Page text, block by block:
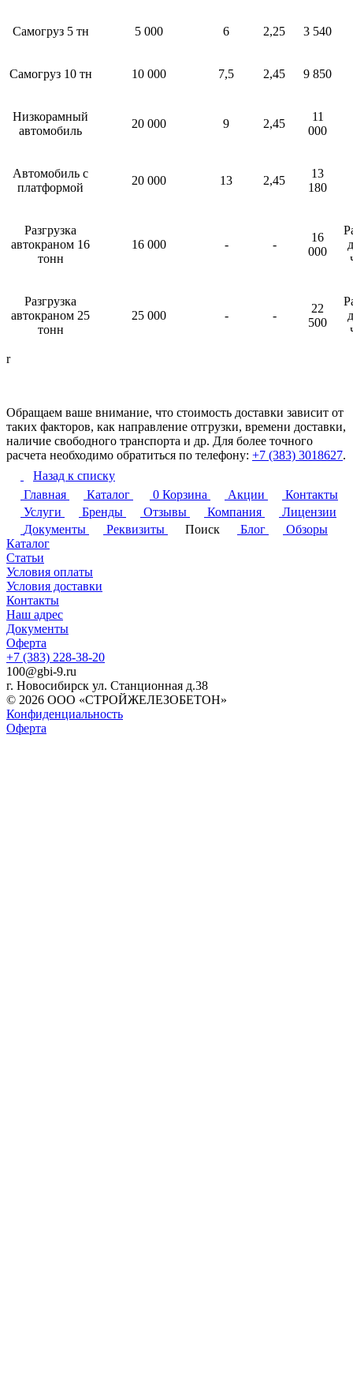
Самогруз 5 тн 5 000 6 2,25 3 540
Самогруз 10 тн 10 000 7,5 2,45 9 850
Низкорамный
автомобиль
20 000 9 2,45
11
000
Автомобиль с
платформой
20 000 13 2,45
13
180
Разгрузка
автокраном 16
тонн
16 000 - -
16
000
Разгрузка
автокраном 25
тонн
25 000 - -
22
500
r
Обращаем ваше внимание, что стоимость доставки зависит от
таких факторов, как направление отгрузки, времени доставки,
наличие свободного транспорта и др. Для более точного
расчета необходимо обратиться по телефону: +7 (383) 3018627.
Назад к списку
Главная
Каталог 0 Корзина Акции
Контакты
Услуги
Бренды Отзывы Компания
Лицензии
Документы
Реквизиты Поиск Блог
Обзоры
Каталог
Статьи
Условия оплаты
Условия доставки
Контакты
Наш адрес
Документы
Оферта
+7 (383) 228-38-20
100@gbi-9.ru
г. Новосибирск ул. Станционная д.38
© 2026 ООО «СТРОЙЖЕЛЕЗОБЕТОН»
Конфиденциальность
Оферта